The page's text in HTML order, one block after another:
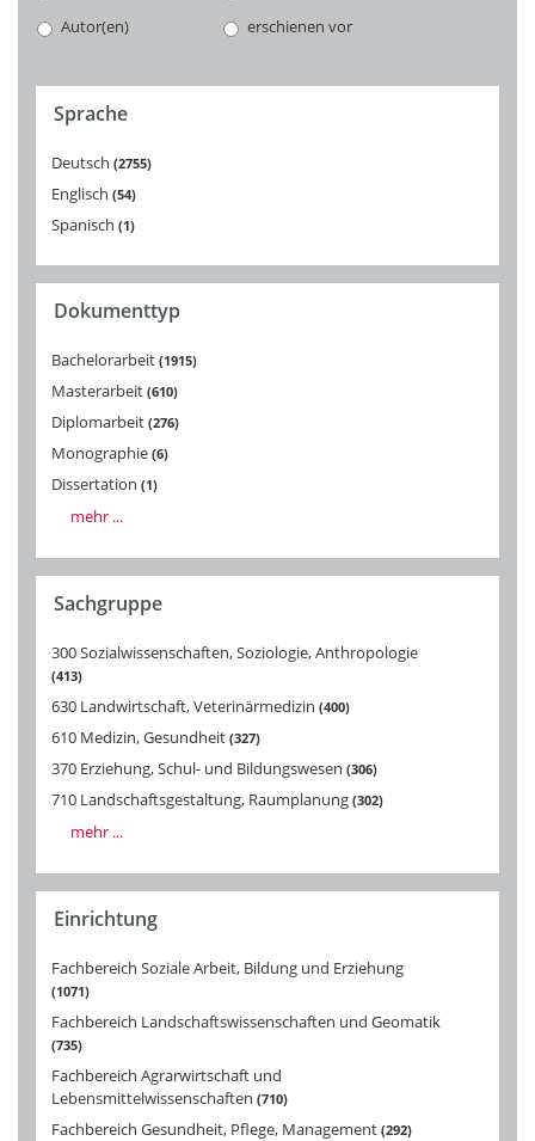
Autor(en)
erschienen vor
Sprache
Deutsch 2755
Englisch 54
Spanisch 1
Dokumenttyp
Bachelorarbeit 1915
Masterarbeit 610
Diplomarbeit 276
Monographie 6
Dissertation 1
mehr ...
Sachgruppe
300 Sozialwissenschaften, Soziologie, Anthropologie
413
630 Landwirtschaft, Veterinärmedizin 400
610 Medizin, Gesundheit 327
370 Erziehung, Schul- und Bildungswesen 306
710 Landschaftsgestaltung, Raumplanung 302
mehr ...
Einrichtung
Fachbereich Soziale Arbeit, Bildung und Erziehung
1071
Fachbereich Landschaftswissenschaften und Geomatik
735
Fachbereich Agrarwirtschaft und
Lebensmittelwissenschaften 710
Fachbereich Gesundheit, Pflege, Management 292